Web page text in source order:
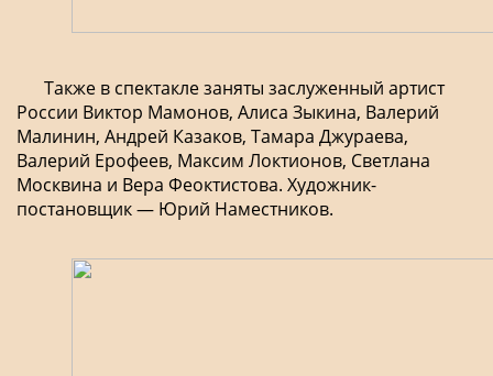
Также в спектакле заняты заслуженный артист
России Виктор Мамонов, Алиса Зыкина, Валерий
Малинин, Андрей Казаков, Тамара Джураева,
Валерий Ерофеев, Максим Локтионов, Светлана
Москвина и Вера Феоктистова. Художник-
постановщик — Юрий Наместников.